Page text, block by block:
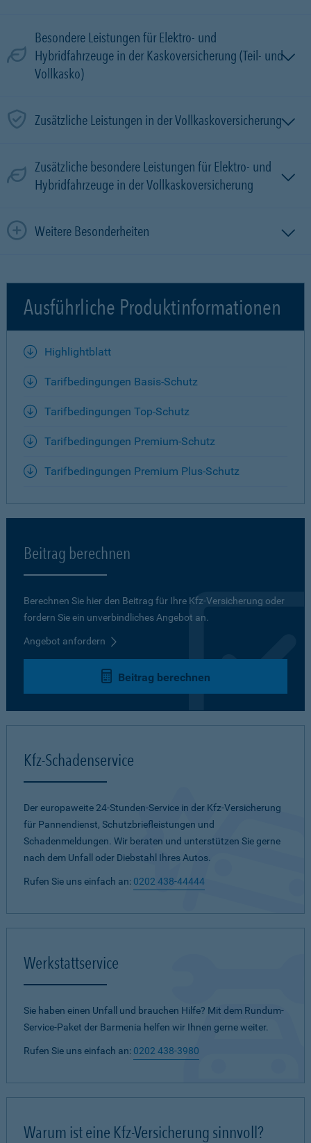
Besondere Leistungen für Elektro- und
Hybridfahrzeuge in der Kaskoversicherung (Teil- und
Vollkasko)
Zusätzliche Leistungen in der Vollkaskoversicherung
Zusätzliche besondere Leistungen für Elektro- und
Hybridfahrzeuge in der Vollkaskoversicherung
Weitere Besonderheiten
Ausführliche Produktinformationen
Highlightblatt
Tarifbedingungen Basis-Schutz
Tarifbedingungen Top-Schutz
Tarifbedingungen Premium-Schutz
Tarifbedingungen Premium Plus-Schutz
Beitrag berechnen
Berechnen Sie hier den Beitrag für Ihre Kfz-Versicherung oder
fordern Sie ein unverbindliches Angebot an.
Angebot anfordern
Beitrag berechnen
Kfz-Schadenservice
Der europaweite 24-Stunden-Service in der Kfz-Versicherung
für Pannendienst, Schutzbriefleistungen und
Schadenmeldungen. Wir beraten und unterstützen Sie gerne
nach dem Unfall oder Diebstahl Ihres Autos.
Rufen Sie uns einfach an: 0202 438-44444
Werkstattservice
Sie haben einen Unfall und brauchen Hilfe? Mit dem Rundum-
Service-Paket der Barmenia helfen wir Ihnen gerne weiter.
Rufen Sie uns einfach an: 0202 438-3980
Warum ist eine Kfz-Versicherung sinnvoll?